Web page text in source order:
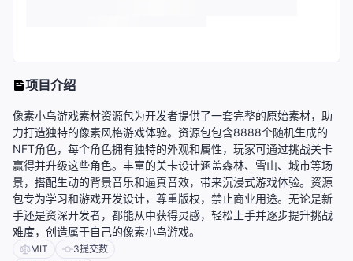
项目介绍
像素小鸟游戏素材资源包为开发者提供了一套完整的原始素材，助
力打造独特的像素风格游戏体验。资源包包含8888个随机生成的
NFT角色，每个角色拥有独特的外观和属性，玩家可通过挑战关卡
赢得并升级这些角色。丰富的关卡设计涵盖森林、雪山、城市等场
景，搭配生动的背景音乐和逼真音效，带来沉浸式游戏体验。资源
包专为学习和游戏开发设计，尊重版权，禁止商业用途。无论是新
手还是资深开发者，都能从中获得灵感，轻松上手并逐步提升挑战
难度，创造属于自己的像素小鸟游戏。
MIT 3提交数